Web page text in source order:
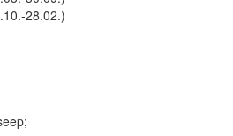
28.02.)